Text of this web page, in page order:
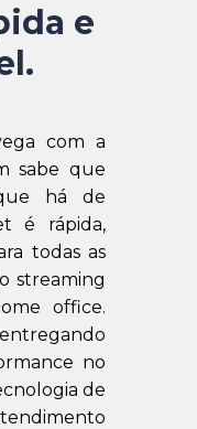
e
com a
sabe que
há de
é rápida,
todas as
streaming
office.
no
de